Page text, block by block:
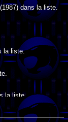
dans la liste.
la liste.
la liste.
la liste.